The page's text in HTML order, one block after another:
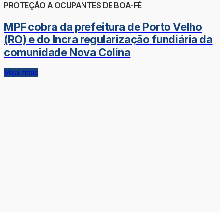
PROTEÇÃO A OCUPANTES DE BOA-FÉ
MPF cobra da prefeitura de Porto Velho
(RO) e do Incra regularização fundiária da
comunidade Nova Colina
Veja mais